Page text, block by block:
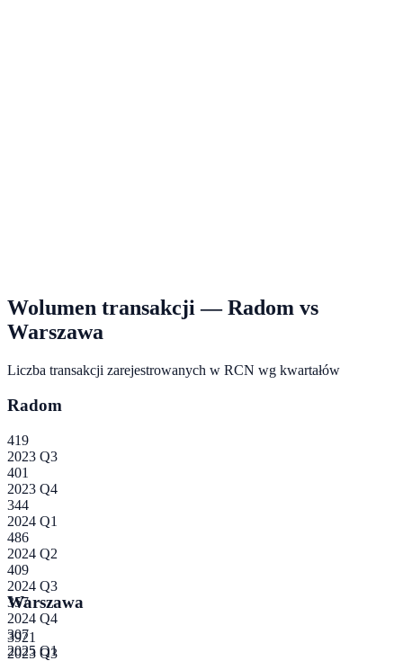
Wolumen transakcji —Radom vs
Warszawa
Liczba transakcji zarejestrowanych w RCN wg kwartałów
Radom
419
2023 Q3
401
2023 Q4
344
2024 Q1
486
2024 Q2
409
2024 Q3
357
2024 Q4
307
2025 Q1
Warszawa
3921
2023 Q3